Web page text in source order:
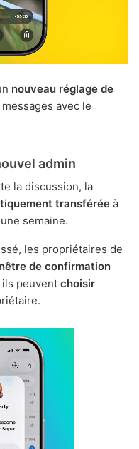
nouveau réglage de
avec le
admin
la discussion, la
transférée à
semaine.
les propriétaires de
de confirmation
peuvent choisir